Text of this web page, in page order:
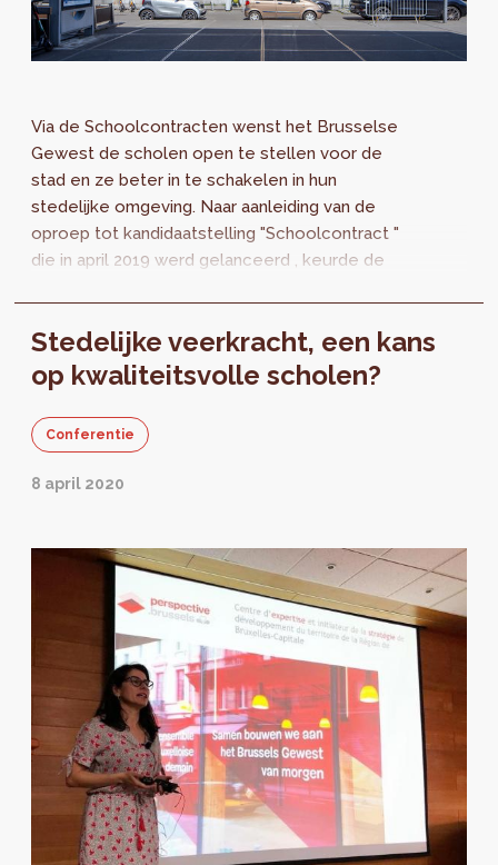
Via de Schoolcontracten wenst het Brusselse
Gewest de scholen open te stellen voor de
stad en ze beter in te schakelen in hun
stedelijke omgeving. Naar aanleiding van de
oproep tot kandidaatstelling "Schoolcontract "
die in april 2019 werd gelanceerd , keurde de
Stedelijke veerkracht, een kans
op kwaliteitsvolle scholen?
Conferentie
8 april 2020